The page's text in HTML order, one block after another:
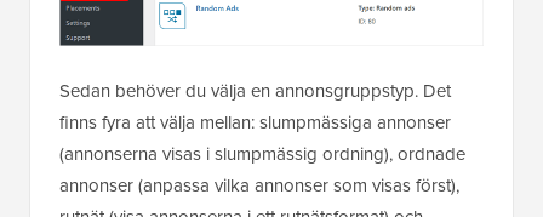
Sedan behöver du välja en annonsgruppstyp. Det
finns fyra att välja mellan: slumpmässiga annonser
(annonserna visas i slumpmässig ordning), ordnade
annonser (anpassa vilka annonser som visas först),